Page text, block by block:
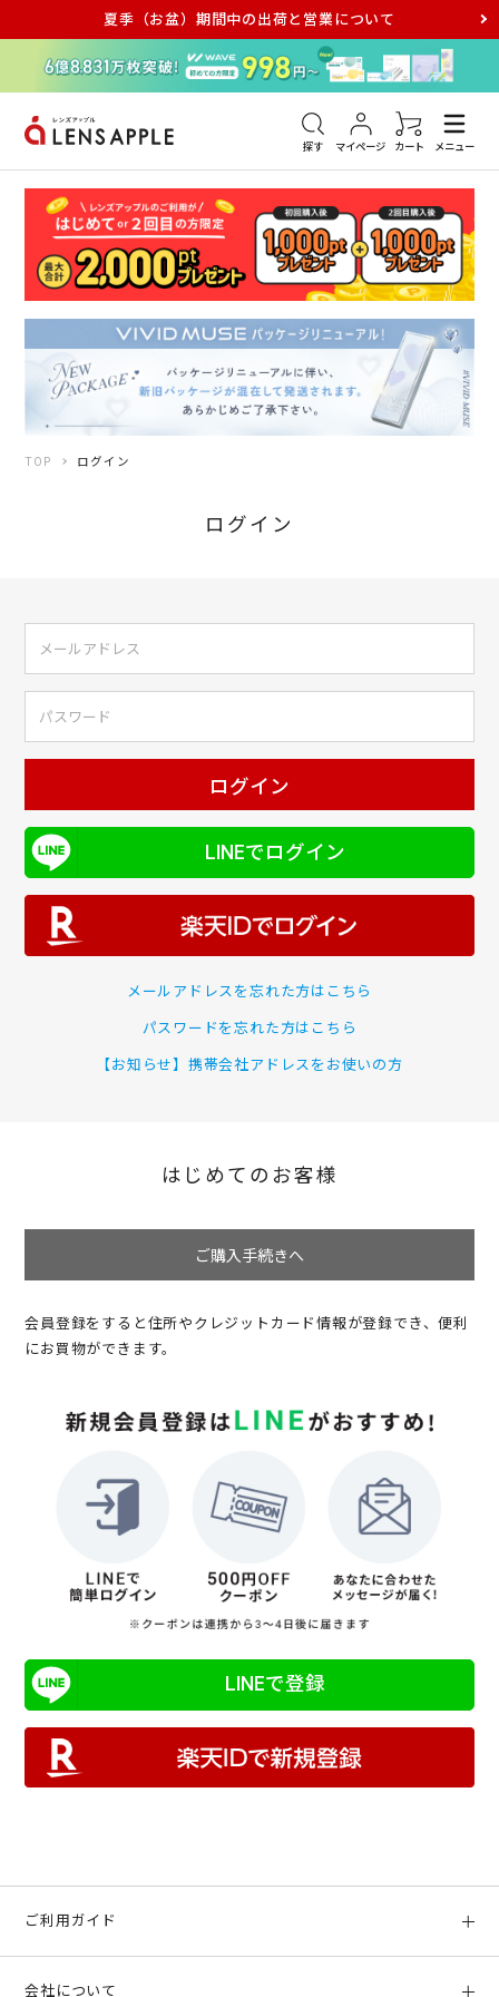
夏季（お盆）期間中の出荷と営業について
探す マイページ カート メニュー
アキュビュー メダリスト メガネ
TOP ログイン
ログイン
ログイン
LINEでログイン
メールアドレスを忘れた方はこちら
パスワードを忘れた方はこちら
【お知らせ】携帯会社アドレスをお使いの方
はじめてのお客様
ご購入手続きへ
会員登録をすると住所やクレジットカード情報が登録でき、便利
にお買物ができます。
LINEで登録
ご利用ガイド
会社について